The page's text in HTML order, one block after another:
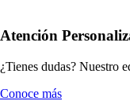
Atención
¿Tienes dudas? Nuestro
Conoce más